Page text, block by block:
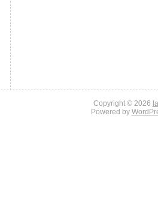
Copyright © 2026
Powered by